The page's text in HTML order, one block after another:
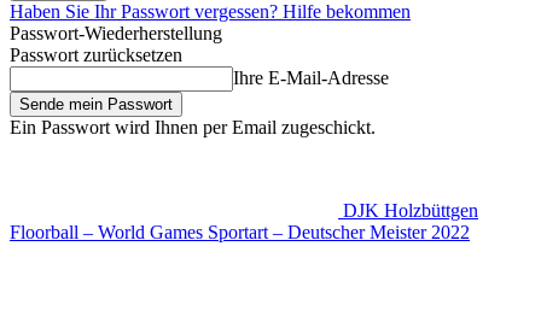
Haben Sie Ihr Passwort vergessen? Hilfe bekommen
Passwort-Wiederherstellung
Passwort zurücksetzen
Ihre E-Mail-Adresse
Ein Passwort wird Ihnen per Email zugeschickt.
DJK Holzbüttgen
Floorball – World Games Sportart – Deutscher Meister 2022